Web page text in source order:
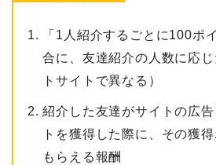
「1人紹介するごとに100ポ
合に、友達紹介の人数に応
トサイトで異なる）
紹介した友達がサイトの広
トを獲得した際に、その獲
もらえる報酬